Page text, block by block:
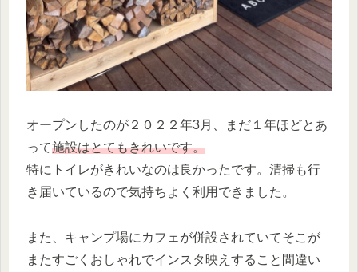
オープンしたのが２０２２年3月、まだ１年ほどとあ
って施設はとてもきれいです。
特にトイレがきれいなのは良かったです。清掃も行
き届いているので気持ちよく利用できました。
また、キャンプ場にカフェが併設されていてそこが
またすごくおしゃれでインスタ映えすること間違い